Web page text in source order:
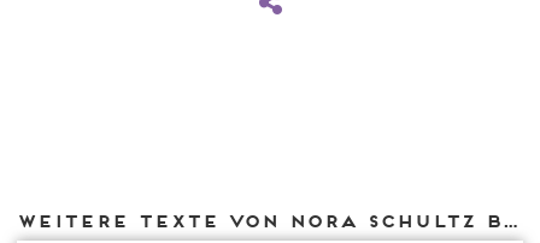
Weitere Texte von Nora Schultz bei DIAPHANES